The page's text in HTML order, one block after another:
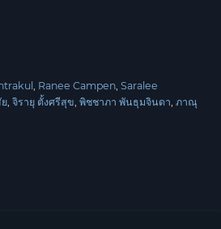
Ranee Campen Saralee
จิรายุ ตั้งศรีสุข พิชชาภา พันธุมจินดา ภาณุ